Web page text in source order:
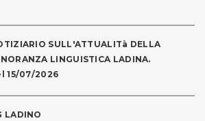
SULL'ATTUALITà DELLA
LINGUISTICA LADINA.
15/07/2026
LADINO